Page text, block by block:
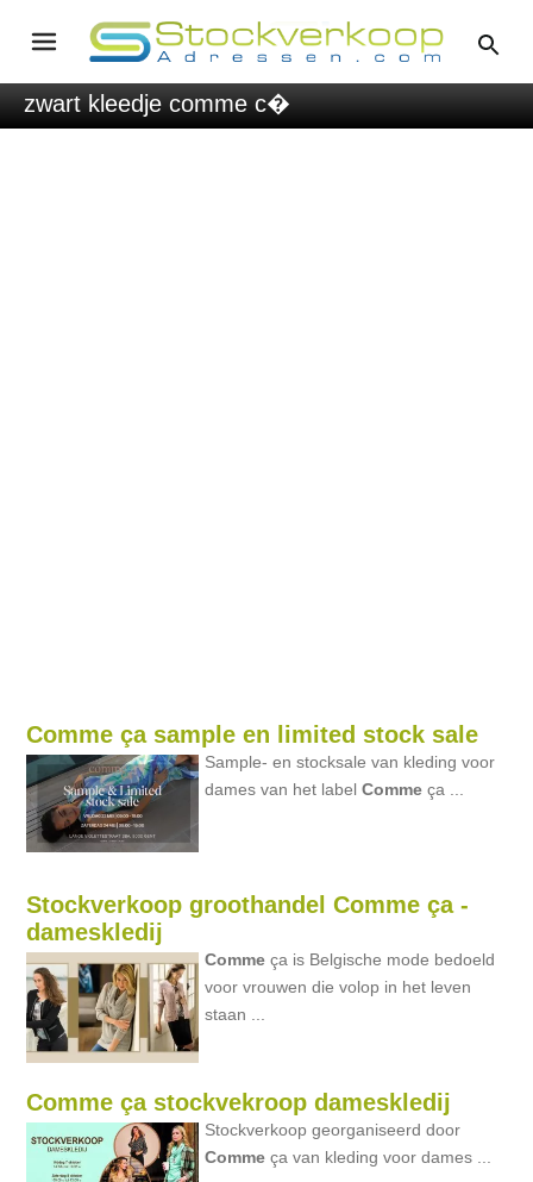
zwart kleedje comme c�
Comme ça sample en limited stock sale
Sample- en stocksale van kleding voor
dames van het labelComme ça ...
Stockverkoop groothandel Comme ça -
dameskledij
Comme ça is Belgische mode bedoeld
voor vrouwen die volop in het leven
staan ...
Comme ça stockvekroop dameskledij
Stockverkoop georganiseerd door
Comme ça van kleding voor dames ...